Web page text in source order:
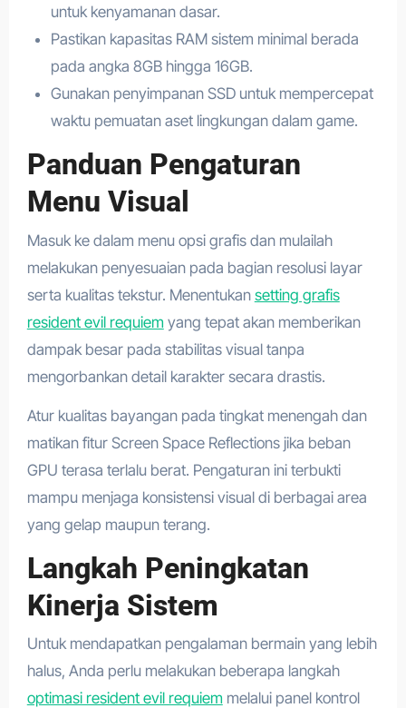
untuk kenyamanan dasar.
Pastikan kapasitas RAM sistem minimal berada
pada angka 8GB hingga 16GB.
Gunakan penyimpanan SSD untuk mempercepat
waktu pemuatan aset lingkungan dalam game.
Panduan Pengaturan
Menu Visual
Masuk ke dalam menu opsi grafis dan mulailah
melakukan penyesuaian pada bagian resolusi layar
serta kualitas tekstur. Menentukan setting grafis
resident evil requiem yang tepat akan memberikan
dampak besar pada stabilitas visual tanpa
mengorbankan detail karakter secara drastis.
Atur kualitas bayangan pada tingkat menengah dan
matikan fitur Screen Space Reflections jika beban
GPU terasa terlalu berat. Pengaturan ini terbukti
mampu menjaga konsistensi visual di berbagai area
yang gelap maupun terang.
Langkah Peningkatan
Kinerja Sistem
Untuk mendapatkan pengalaman bermain yang lebih
halus, Anda perlu melakukan beberapa langkah
optimasi resident evil requiem melalui panel kontrol